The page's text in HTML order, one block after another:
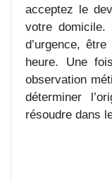
acceptez le
votre domicile.
d’urgence,
heure. Une
observation
déterminer
résoudre dans